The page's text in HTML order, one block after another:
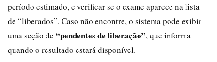
período estimado, e verificar se o exame aparece na lista
de “liberados”. Caso não encontre, o sistema pode exibir
uma seção de “pendentes de liberação”, que informa
quando o resultado estará disponível.